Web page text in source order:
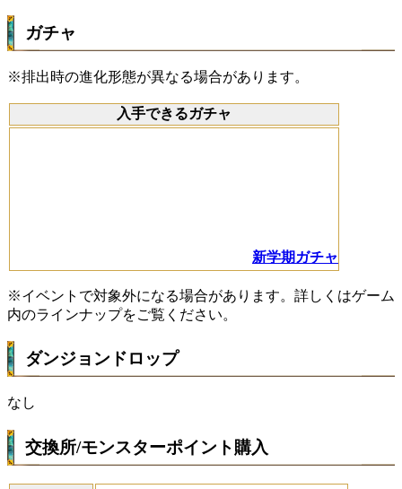
ガチャ
※排出時の進化形態が異なる場合があります。
入手できるガチャ
新学期ガチャ
※イベントで対象外になる場合があります。詳しくはゲーム
内のラインナップをご覧ください。
ダンジョンドロップ
なし
交換所/モンスターポイント購入